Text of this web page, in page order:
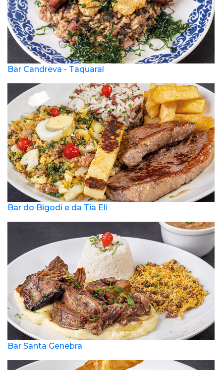
Bar Candreva - Taquaral
Bar do Bigodi e da Tia Eli
Bar Santa Genebra